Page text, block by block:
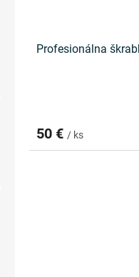
Profesionálna
50 € / ks